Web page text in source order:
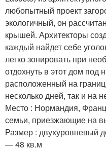
любопытный проект
экологичный, он
крышей. Архитекторы
каждый найдет себе
легко зонировать при
отдохнуть в этот дом под
расположенный на
несколько дней, так и на
Место : Нормандия,
семьи, приезжающие на
Размер : двухуровневый
— 48 кв.м